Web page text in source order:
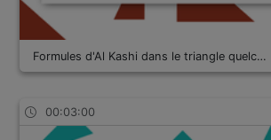
Formules d'Al Kashi dans le triangle quelc…
00:03:00